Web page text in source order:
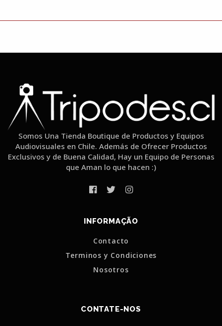
Somos Una Tienda Boutique de Productos y Equipos
Audiovisuales en Chile. Además de Ofrecer Productos
Exclusivos y de Buena Calidad, Hay un Equipo de Personas
que Aman lo que hacen :)
INFORMAÇÃO
Contacto
Terminos y Condiciones
Nosotros
CONTATE-NOS